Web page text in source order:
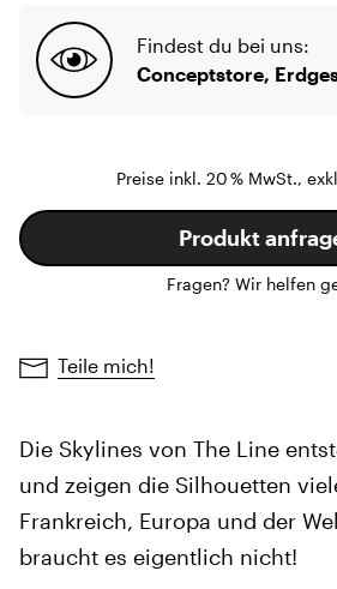
Findest du bei uns:
Conceptstore,
Preise inkl. 20 % MwSt.,
Produkt
Fragen? Wir helfen
Teile mich!
Die Skylines von The Line
und zeigen die Silhouetten
Frankreich, Europa und der
braucht es eigentlich nicht!